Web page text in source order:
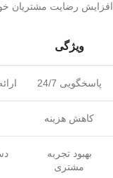
افزایش رضایت مشتریان
ویژگی
پاسخگویی 24/7
کاهش هزینه
بهبود تجربه
مشتری